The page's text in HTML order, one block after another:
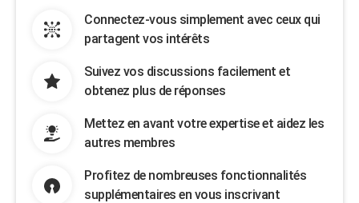
Connectez-vous simplement avec ceux qui
partagent vos intérêts
Suivez vos discussions facilement et
obtenez plus de réponses
Mettez en avant votre expertise et aidez les
autres membres
Profitez de nombreuses fonctionnalités
supplémentaires en vous inscrivant